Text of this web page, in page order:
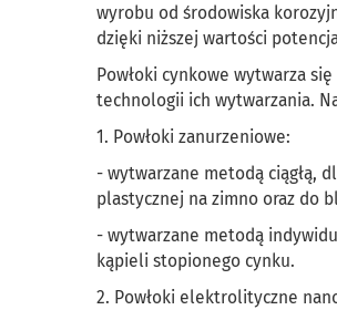
wyrobu od środowiska
dzięki niższej wartości
Powłoki cynkowe wytwarza
technologii ich wytwarzania.
1. Powłoki zanurzeniowe:
- wytwarzane metodą ciągłą,
plastycznej na zimno oraz do
- wytwarzane metodą
kąpieli stopionego cynku.
2. Powłoki elektrolityczne